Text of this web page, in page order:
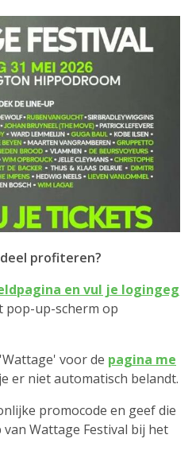
profiteren?
en vul je logingeg
pop-up-scherm op
voor de pagina me
er niet automatisch belandt.
promocode en geef die
Wattage Festival bij het